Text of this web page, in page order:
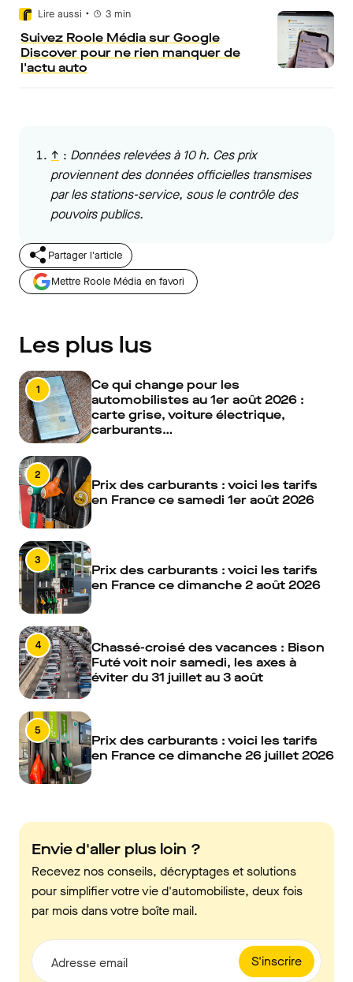
Lire aussi • 3 min
Suivez Roole Média sur Google
Discover pour ne rien manquer de
l'actu auto
↑ : Données relevées à 10 h. Ces prix
proviennent des données officielles transmises
par les stations-service, sous le contrôle des
pouvoirs publics.
Partager l'article
Mettre Roole Média en favori
Les plus lus
1
Ce qui change pour les
automobilistes au 1er août 2026 :
carte grise, voiture électrique,
carburants…
2
Prix des carburants : voici les tarifs
en France ce samedi 1er août 2026
3
Prix des carburants : voici les tarifs
en France ce dimanche 2 août 2026
4
Chassé-croisé des vacances : Bison
Futé voit noir samedi, les axes à
éviter du 31 juillet au 3 août
5
Prix des carburants : voici les tarifs
en France ce dimanche 26 juillet 2026
Envie d'aller plus loin ?
Recevez nos conseils, décryptages et solutions
pour simplifier votre vie d'automobiliste, deux fois
par mois dans votre boîte mail.
S'inscrire
Adresse email